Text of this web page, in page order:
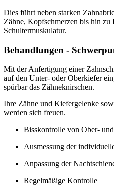
Dies führt neben starken
Zähne, Kopfschmerzen bis hin zu
Schultermuskulatur.
Behandlungen -
Mit der Anfertigung einer
auf den Unter- oder Oberkiefer
spürbar das Zähneknirschen.
Ihre Zähne und Kiefergelenke
werden sich freuen.
Bisskontrolle von Ober-
Ausmessung der
Anpassung der
Regelmäßige Kontrolle